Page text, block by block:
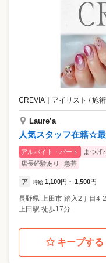
CREVIA アイリスト / 施
Laure’a
人気スタッフ在籍☆
アルバイト・パート まつげ
店長経験あり
急募
ア 時給 1,100円 ~ 1,500円
長野県 上田市 踏入2丁目4-
上田駅 徒歩17分
キープする